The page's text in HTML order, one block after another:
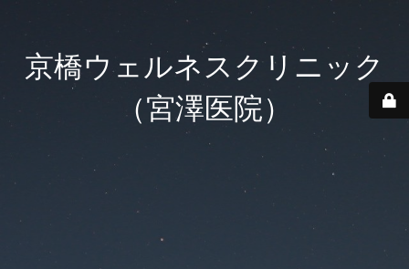
京橋ウェルネスクリニック
（宮澤医院）